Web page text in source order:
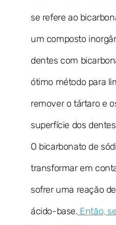
se refere ao
um composto
dentes com
ótimo método para
remover o tártaro e
superfície dos
O bicarbonato de
transformar em
sofrer uma reação
ácido-base. Então,